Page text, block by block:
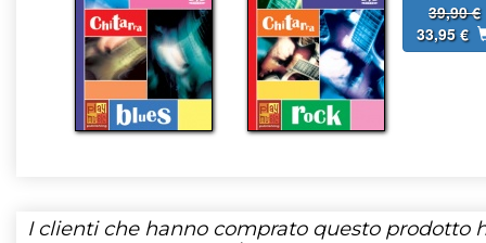
39,90 €
33,95 €
I clienti che hanno comprato questo prodotto